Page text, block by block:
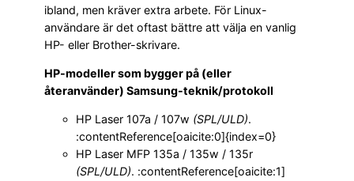
ibland, men kräver extra arbete. För Linux-
användare är det oftast bättre att välja en vanlig
HP- eller Brother-skrivare.
HP-modeller som bygger på (eller
återanvänder) Samsung-teknik/protokoll
HP Laser 107a / 107w (SPL/ULD).
:contentReference[oaicite:0]{index=0}
HP Laser MFP 135a / 135w / 135r
(SPL/ULD). :contentReference[oaicite:1]